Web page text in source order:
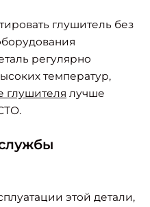
глушитель без
регулярно
температур,
глушителя лучше
этой детали,